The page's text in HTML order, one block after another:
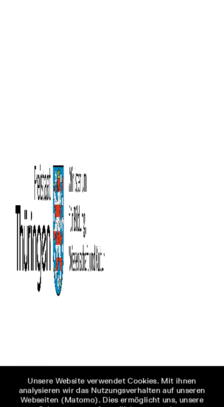
Unsere Website verwendet Cookies. Mit ihnen
analysieren wir das Nutzungsverhalten auf unseren
Webseiten (Matomo). Dies ermöglicht uns, unsere